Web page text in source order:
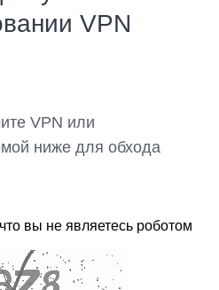
VPN
VPN или
ниже для обхода
вы не являетесь роботом